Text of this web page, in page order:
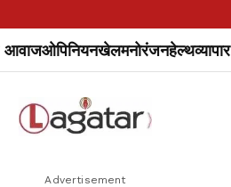
आवाजओपिनियनखेलमनोरंजनहेल्थव्यापार
Advertisement